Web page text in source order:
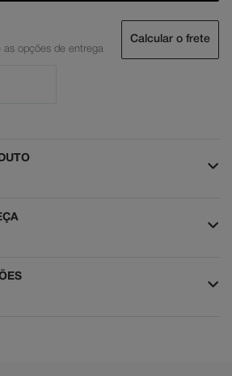
Calcular o frete